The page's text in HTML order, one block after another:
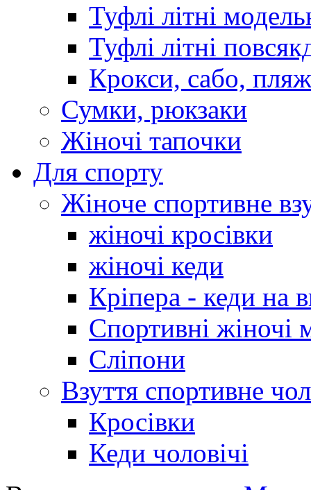
Туфлі літні
Туфлі літні
Крокси, сабо,
Сумки, рюкзаки
Жіночі тапочки
Для спорту
Жіноче спортивне
жіночі кросівки
жіночі кеди
Кріпера - кеди на
Спортивні жіночі
Сліпони
Взуття спортивне
Кросівки
Кеди чоловічі